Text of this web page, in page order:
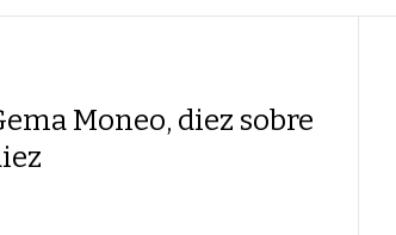
Moneo, diez sobre